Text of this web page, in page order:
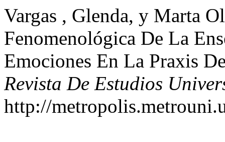
Vargas , Glenda, y Marta
Fenomenológica De La
Emociones En La Praxis
Revista De Estudios
http://